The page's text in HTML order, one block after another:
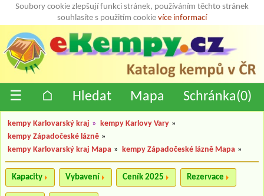
Soubory cookie zlepšují funkci stránek, používáním těchto stránek
souhlasíte s použitím cookie více informací
☰ ⌂ Hledat Mapa Schránka(0)
kempy Karlovarský kraj » kempy Karlovy Vary »
kempy Západočeské lázně »
kempy Karlovarský kraj Mapa » kempy Západočeské lázně Mapa »
Kapacity Vybavení Ceník 2025 Rezervace